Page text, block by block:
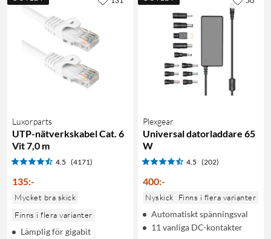
Luxorparts
UTP-nätverkskabel Cat. 6
Vit 7,0 m
4.5 (4171)
135:-
Mycket bra skick
Finns i flera varianter
Lämplig för gigabit
Plexgear
Universal datorladdare 65
W
4.5 (202)
400:-
Nyskick Finns i flera varianter
Automatiskt spänningsval
11 vanliga DC-kontakter